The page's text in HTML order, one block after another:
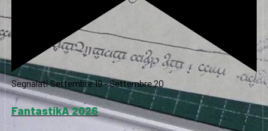
SegnalatiSettembre 19-Settembre 20
FantastikA 2026